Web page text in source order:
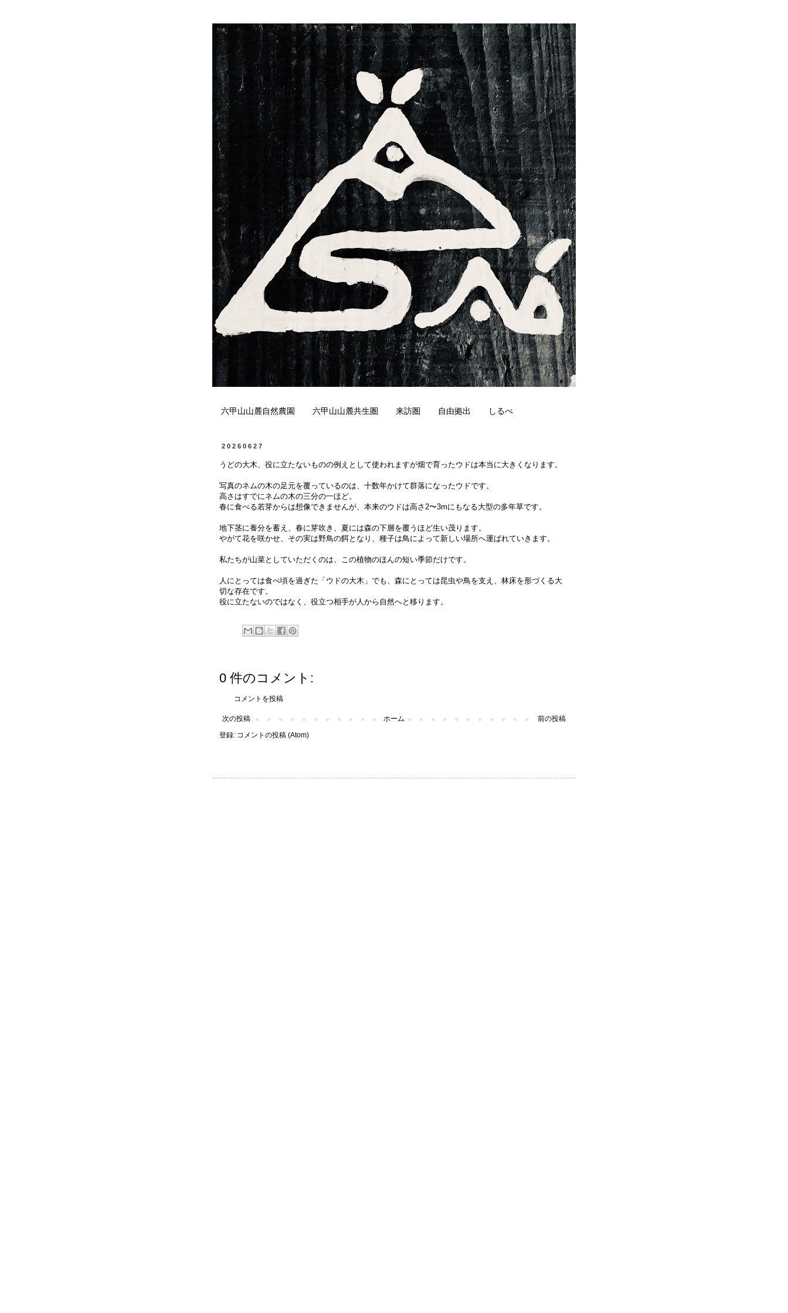
六甲山山麓自然農園 六甲山山麓共生圏 来訪圏 自由拠出 しるべ
20260627
うどの大木、役に立たないものの例えとして使われますが畑で育ったウドは本当に大きくなります。
写真のネムの木の足元を覆っているのは、十数年かけて群落になったウドです。
高さはすでにネムの木の三分の一ほど。
春に食べる若芽からは想像できませんが、本来のウドは高さ2〜3mにもなる大型の多年草です。
地下茎に養分を蓄え、春に芽吹き、夏には森の下層を覆うほど生い茂ります。
やがて花を咲かせ、その実は野鳥の餌となり、種子は鳥によって新しい場所へ運ばれていきます。
私たちが山菜としていただくのは、この植物のほんの短い季節だけです。
人にとっては食べ頃を過ぎた「ウドの大木」でも、森にとっては昆虫や鳥を支え、林床を形づくる大
切な存在です。
役に立たないのではなく、役立つ相手が人から自然へと移ります。
0 件のコメント:
コメントを投稿
次の投稿 前の投稿
ホーム
登録: コメントの投稿 (Atom)